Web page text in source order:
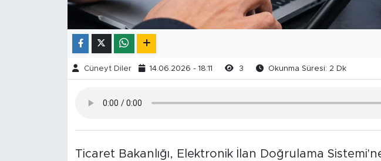
Cüneyt Diler 14.06.2026 - 18:11 3 Okunma Süresi: 2 Dk
Ticaret Bakanlığı, Elektronik İlan Doğrulama Sistemi'ne